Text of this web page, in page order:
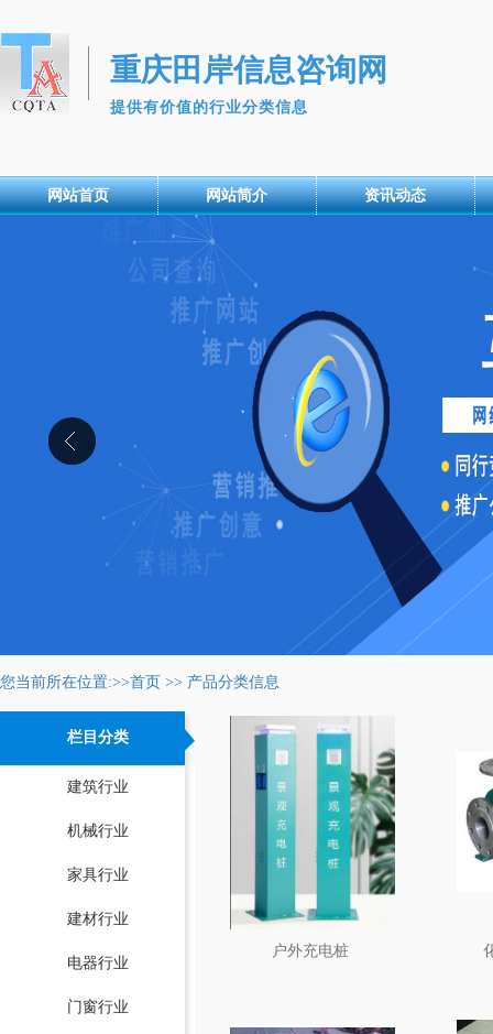
重庆田岸信息咨询网
提供有价值的行业分类信息
网站首页 网站简介 资讯动态
您当前所在位置:>>首页 >> 产品分类信息
栏目分类
建筑行业
机械行业
家具行业
建材行业
电器行业
门窗行业
户外充电桩